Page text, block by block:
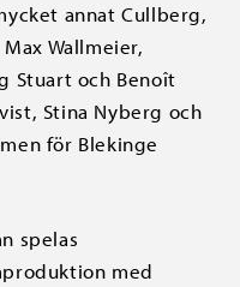
annat Cullberg,
Wallmeier,
Stuart och Benoît
Stina Nyberg och
för Blekinge
spelas
med